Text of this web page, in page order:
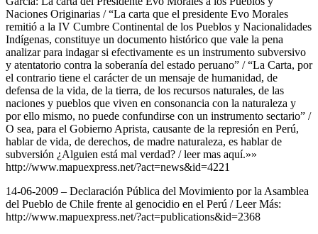
Naciones Originarias / “La carta que el presidente Evo Morales
remitió a la IV Cumbre Continental de los Pueblos y Nacionalidades
Indígenas, constituye un documento histórico que vale la pena
analizar para indagar si efectivamente es un instrumento subversivo
y atentatorio contra la soberanía del estado peruano” / “La Carta, por
el contrario tiene el carácter de un mensaje de humanidad, de
defensa de la vida, de la tierra, de los recursos naturales, de las
naciones y pueblos que viven en consonancia con la naturaleza y
por ello mismo, no puede confundirse con un instrumento sectario” /
O sea, para el Gobierno Aprista, causante de la represión en Perú,
hablar de vida, de derechos, de madre naturaleza, es hablar de
subversión ¿Alguien está mal verdad? / leer mas aquí.»»
http://www.mapuexpress.net/?act=news&id=4221
14-06-2009 – Declaración Pública del Movimiento por la Asamblea
del Pueblo de Chile frente al genocidio en el Perú / Leer Más:
http://www.mapuexpress.net/?act=publications&id=2368